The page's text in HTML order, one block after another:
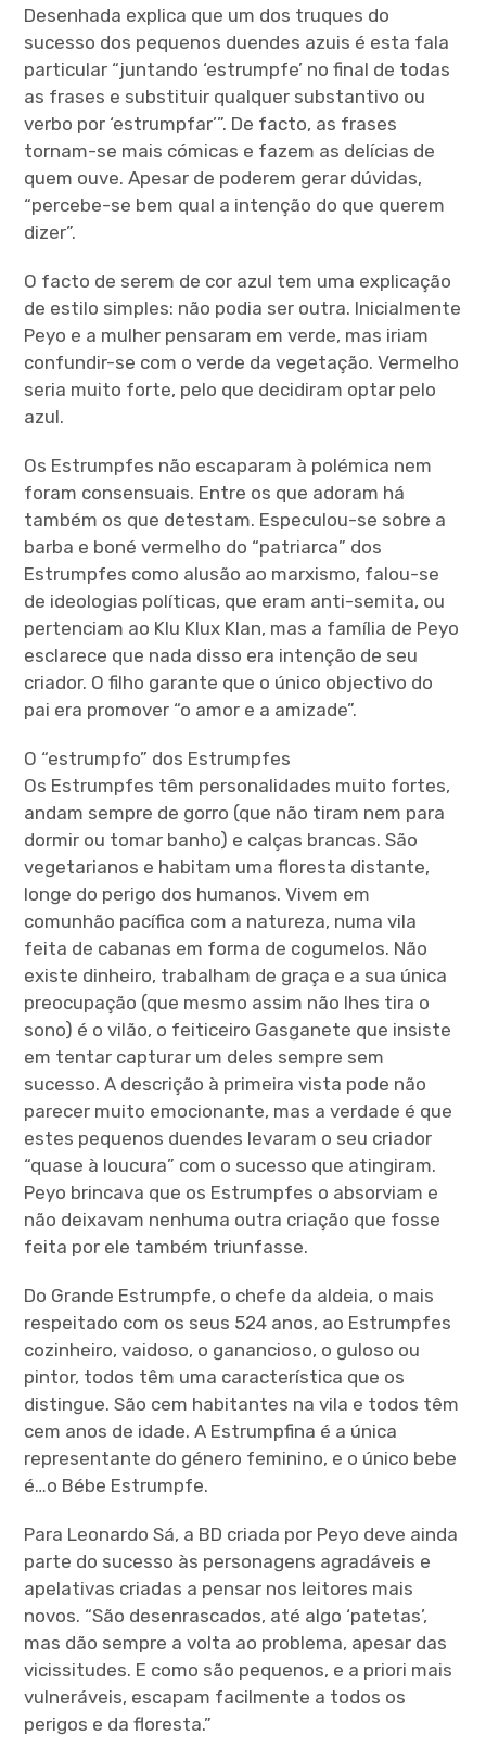
Desenhada explica que um dos truques do
sucesso dos pequenos duendes azuis é esta fala
particular “juntando ‘estrumpfe’ no final de todas
as frases e substituir qualquer substantivo ou
verbo por ‘estrumpfar’”. De facto, as frases
tornam-se mais cómicas e fazem as delícias de
quem ouve. Apesar de poderem gerar dúvidas,
“percebe-se bem qual a intenção do que querem
dizer”.
O facto de serem de cor azul tem uma explicação
de estilo simples: não podia ser outra. Inicialmente
Peyo e a mulher pensaram em verde, mas iriam
confundir-se com o verde da vegetação. Vermelho
seria muito forte, pelo que decidiram optar pelo
azul.
Os Estrumpfes não escaparam à polémica nem
foram consensuais. Entre os que adoram há
também os que detestam. Especulou-se sobre a
barba e boné vermelho do “patriarca” dos
Estrumpfes como alusão ao marxismo, falou-se
de ideologias políticas, que eram anti-semita, ou
pertenciam ao Klu Klux Klan, mas a família de Peyo
esclarece que nada disso era intenção de seu
criador. O filho garante que o único objectivo do
pai era promover “o amor e a amizade”.
O “estrumpfo” dos Estrumpfes
Os Estrumpfes têm personalidades muito fortes,
andam sempre de gorro (que não tiram nem para
dormir ou tomar banho) e calças brancas. São
vegetarianos e habitam uma floresta distante,
longe do perigo dos humanos. Vivem em
comunhão pacífica com a natureza, numa vila
feita de cabanas em forma de cogumelos. Não
existe dinheiro, trabalham de graça e a sua única
preocupação (que mesmo assim não lhes tira o
sono) é o vilão, o feiticeiro Gasganete que insiste
em tentar capturar um deles sempre sem
sucesso. A descrição à primeira vista pode não
parecer muito emocionante, mas a verdade é que
estes pequenos duendes levaram o seu criador
“quase à loucura” com o sucesso que atingiram.
Peyo brincava que os Estrumpfes o absorviam e
não deixavam nenhuma outra criação que fosse
feita por ele também triunfasse.
Do Grande Estrumpfe, o chefe da aldeia, o mais
respeitado com os seus 524 anos, ao Estrumpfes
cozinheiro, vaidoso, o ganancioso, o guloso ou
pintor, todos têm uma característica que os
distingue. São cem habitantes na vila e todos têm
cem anos de idade. A Estrumpfina é a única
representante do género feminino, e o único bebe
é…o Bébe Estrumpfe.
Para Leonardo Sá, a BD criada por Peyo deve ainda
parte do sucesso às personagens agradáveis e
apelativas criadas a pensar nos leitores mais
novos. “São desenrascados, até algo ‘patetas’,
mas dão sempre a volta ao problema, apesar das
vicissitudes. E como são pequenos, e a priori mais
vulneráveis, escapam facilmente a todos os
perigos e da floresta.”